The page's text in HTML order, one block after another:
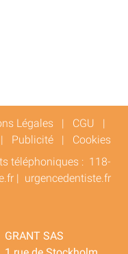
Légales | CGU |
Publicité | Cookies
téléphoniques : 118-
| urgencedentiste.fr
GRANT SAS